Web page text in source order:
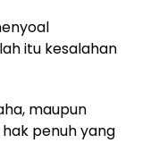
itu kesalahan
maupun
penuh yang